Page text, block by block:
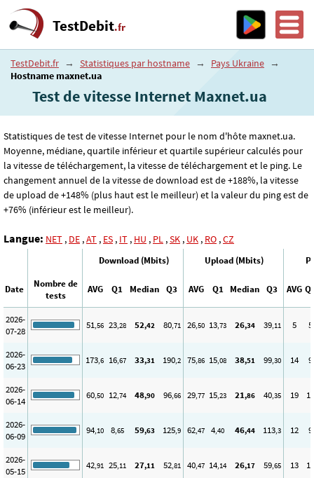
TestDebit.fr
TestDebit.fr → Statistiques par hostname → Pays Ukraine →
Hostname maxnet.ua
Test de vitesse Internet Maxnet.ua
Statistiques de test de vitesse Internet pour le nom d'hôte maxnet.ua.
Moyenne, médiane, quartile inférieur et quartile supérieur calculés pour
la vitesse de téléchargement, la vitesse de téléchargement et le ping. Le
changement annuel de la vitesse de download est de +188%, la vitesse
de upload de +148% (plus haut est le meilleur) et la valeur du ping est de
+76% (inférieur est le meilleur).
Langue: NET , DE ,AT , ES , IT , HU , PL ,SK , UK , RO ,CZ
Download (Mbits) Upload (Mbits)
Date
Nombre de
tests
AVG Q1 Median Q3 AVG Q1 Median Q3 AVG
2026-
07-28
51,56 23,28 52,42 80,71 26,50 13,73 26,34 39,11 5 5
2026-
06-23
173,6 16,67 33,31 190,2 75,86 15,08 38,51 99,30 14 9
2026-
06-14
60,50 12,74 48,90 96,66 29,77 15,23 21,86 40,35 19 14
2026-
06-09
94,10 8,65 59,63 125,9 62,47 4,40 46,44 113,3 12 9
2026-
05-15
42,91 25,11 27,11 52,81 40,47 14,14 26,17 59,65 13 11